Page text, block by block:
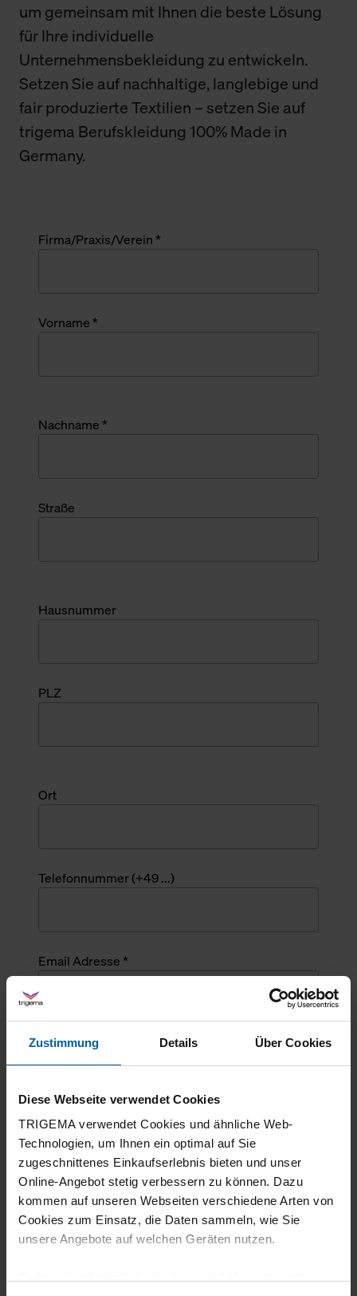
Zustimmung Details Über Cookies
Diese Webseite verwendet Cookies
TRIGEMA verwendet Cookies und ähnliche Web-
Technologien, um Ihnen ein optimal auf Sie
zugeschnittenes Einkaufserlebnis bieten und unser
Online-Angebot stetig verbessern zu können. Dazu
kommen auf unseren Webseiten verschiedene Arten von
Cookies zum Einsatz, die Daten sammeln, wie Sie
unsere Angebote auf welchen Geräten nutzen.
um gemeinsam mit Ihnen die beste Lösung
für Ihre individuelle
Unternehmensbekleidung zu entwickeln.
Setzen Sie auf nachhaltige, langlebige und
fair produzierte Textilien – setzen Sie auf
trigema Berufskleidung 100% Made in
Germany.
Firma/Praxis/Verein *
Vorname *
Nachname *
Straße
Hausnummer
PLZ
Ort
Telefonnummer (+49 ...)
Email Adresse *
Angefragte Menge *
Mehrzeiliger Text